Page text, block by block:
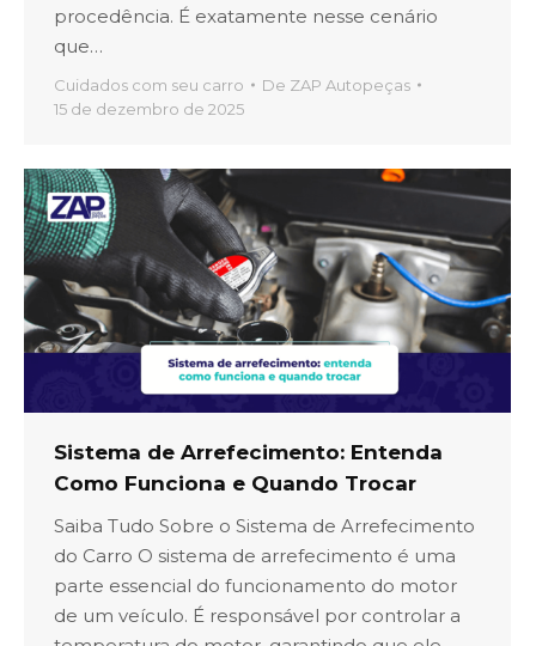
procedência. É exatamente nesse cenário
que…
Cuidados com seu carro De ZAP Autopeças
15 de dezembro de 2025
Sistema de Arrefecimento: Entenda
Como Funciona e Quando Trocar
Saiba Tudo Sobre o Sistema de Arrefecimento
do Carro O sistema de arrefecimento é uma
parte essencial do funcionamento do motor
de um veículo. É responsável por controlar a